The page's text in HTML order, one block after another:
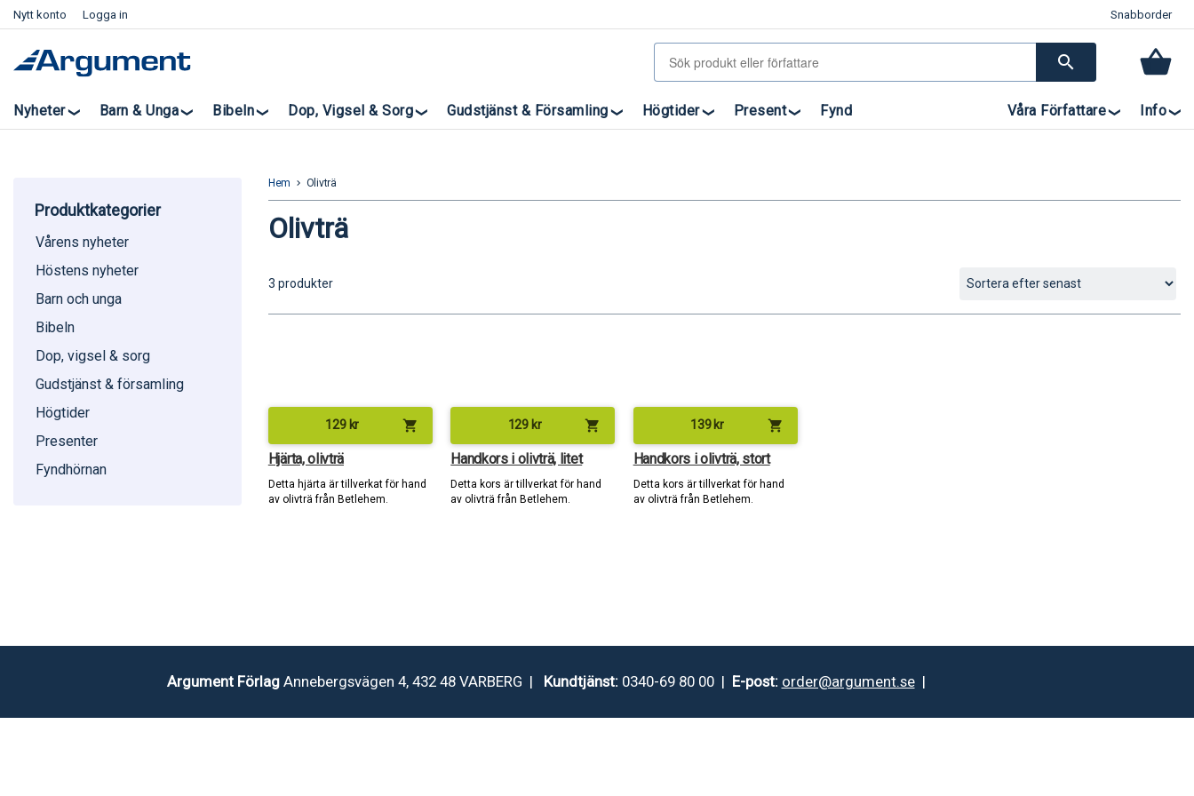
Nytt konto Logga in Snabborder
search
Nyheter Barn & Unga Bibeln Dop, Vigsel & Sorg Gudstjänst & Församling Högtider Present Fynd Våra Författare Info
Hem keyboard_arrow_right Olivträ
Olivträ
3 produkter
129 kr shopping_cart
Hjärta, olivträ
Detta hjärta är tillverkat för hand
av olivträ från Betlehem.
129 kr shopping_cart
Handkors i olivträ, litet
Detta kors är tillverkat för hand
av olivträ från Betlehem.
139 kr shopping_cart
Handkors i olivträ, stort
Detta kors är tillverkat för hand
av olivträ från Betlehem.
Produktkategorier
Vårens nyheter
Höstens nyheter
Barn och unga
Bibeln
Dop, vigsel & sorg
Gudstjänst & församling
Högtider
Presenter
Fyndhörnan
Argument FörlagAnnebergsvägen 4, 432 48 VARBERG | Kundtjänst:0340-69 80 00 | E-post: order@argument.se|